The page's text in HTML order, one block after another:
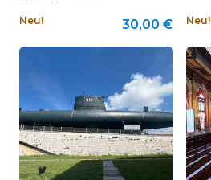
Neu! 30,00 € Neu!